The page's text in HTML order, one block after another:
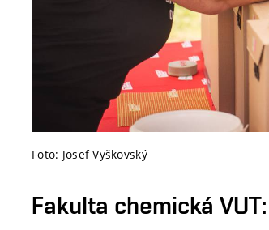
Foto: Josef Vyškovský
Fakulta chemická